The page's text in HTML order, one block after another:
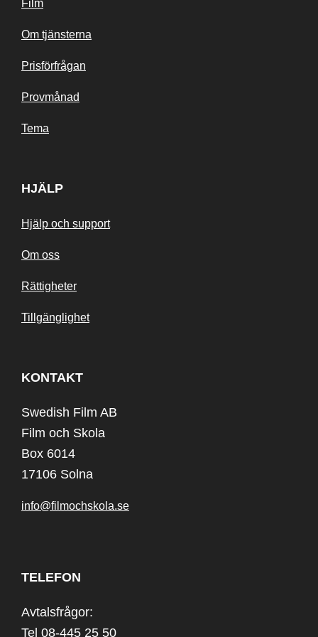
Film
Om tjänsterna
Prisförfrågan
Provmånad
Tema
HJÄLP
Hjälp och support
Om oss
Rättigheter
Tillgänglighet
KONTAKT
Swedish Film AB
Film och Skola
Box 6014
17106 Solna
info@filmochskola.se
TELEFON
Avtalsfrågor:
Tel 08-445 25 50